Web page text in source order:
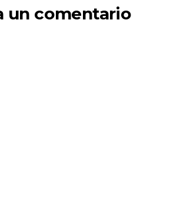
un comentario